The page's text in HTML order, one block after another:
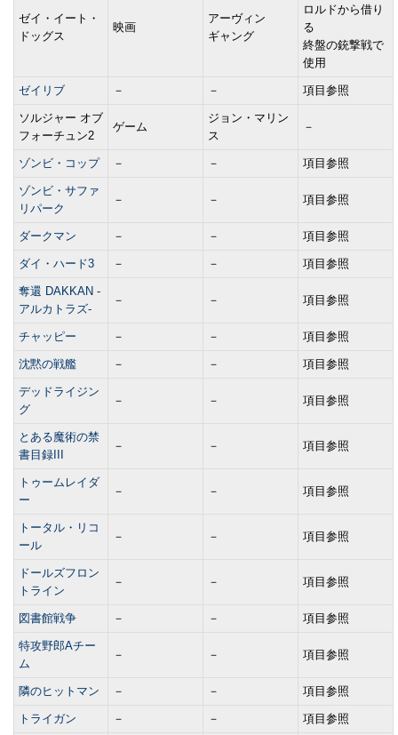
ゼイ・イート・
ドッグス
映画
アーヴィン
ギャング
ロルドから借り
る
終盤の銃撃戦で
使用
ゼイリブ － － 項目参照
ソルジャー オブ
フォーチュン2
ゲーム
ジョン・マリン
ス
－
ゾンビ・コップ － － 項目参照
ゾンビ・サファ
リパーク
－ － 項目参照
ダークマン － － 項目参照
ダイ・ハード3 － － 項目参照
奪還 DAKKAN -
アルカトラズ-
－ － 項目参照
チャッピー － － 項目参照
沈黙の戦艦 － － 項目参照
デッドライジン
グ
－ － 項目参照
とある魔術の禁
書目録III
－ － 項目参照
トゥームレイダ
ー
－ － 項目参照
トータル・リコ
ール
－ － 項目参照
ドールズフロン
トライン
－ － 項目参照
図書館戦争 － － 項目参照
特攻野郎Aチー
ム
－ － 項目参照
隣のヒットマン － － 項目参照
トライガン － － 項目参照